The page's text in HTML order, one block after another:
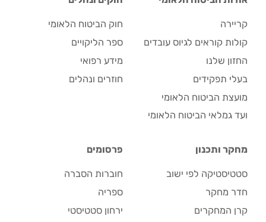
קריירה
קולות קוראים לגיוס עובדים
החזון שלנו
בעלי תפקידים
מועצת הביטוח הלאומי
ועד גמלאי הביטוח הלאומי
חוק הביטוח הלאומי
ספר הליקויים
מידע רפואי
חוזרים ונהלים
מחקר ותכנון
סטטיסטיקה לפי ישוב
חדר מחקר
קרן המחקרים
פרסומים
חוברות הסברה
ספריה
ירחון סטטיסטי